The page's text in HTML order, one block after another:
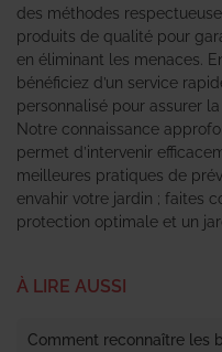
des méthodes
produits de qualité pour
en éliminant les menaces.
bénéficiez d’un service
personnalisé pour assurer
Notre connaissance
permet d’intervenir
meilleures pratiques de
envahir votre jardin ; faites
protection optimale et un
À LIRE AUSSI
Comment reconnaître les